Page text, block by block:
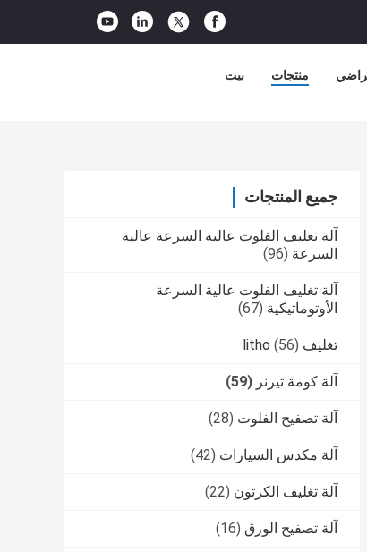
بيت منتجات
جميع المنتجات
آلة تغليف الفلوت عالية السرعة عالية
السرعة (96)
آلة تغليف الفلوت عالية السرعة
الأوتوماتيكية (67)
تغليف litho (56)
آلة كومة تيرنر (59)
آلة تصفيح الفلوت (28)
آلة مكدس السيارات (42)
آلة تغليف الكرتون (22)
آلة تصفيح الورق (16)